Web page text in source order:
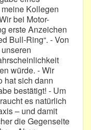
Kollegen
bei Motor-
erste Anzeichen
Bull-Ring“. - Von
würde. - Wir
hat sich dann
bestätigt! - Um
es natürlich
– und damit
die Gegenseite